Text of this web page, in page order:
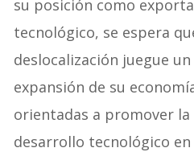
su posición como
tecnológico, se espera
deslocalización juegue
expansión de su
orientadas a promover la
desarrollo tecnológico